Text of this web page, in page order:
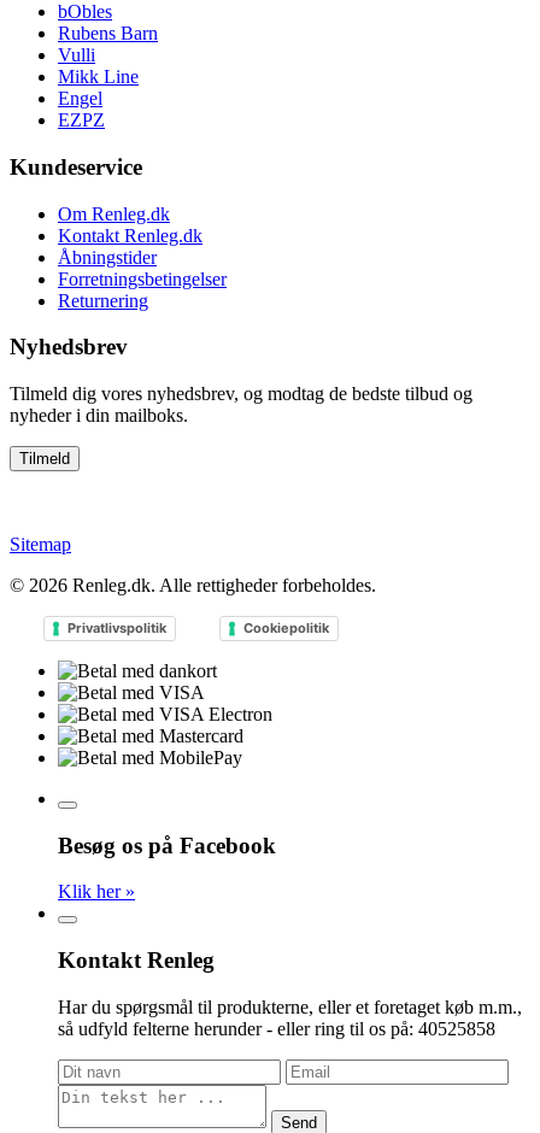
bObles
Rubens Barn
Vulli
Mikk Line
Engel
EZPZ
Kundeservice
Om Renleg.dk
Kontakt Renleg.dk
Åbningstider
Forretningsbetingelser
Returnering
Nyhedsbrev
Tilmeld dig vores nyhedsbrev, og modtag de bedste tilbud og
nyheder i din mailboks.
Sitemap
© 2026 Renleg.dk. Alle rettigheder forbeholdes.
Privatlivspolitik Cookiepolitik
Besøg os på Facebook
Klik her »
Kontakt Renleg
Har du spørgsmål til produkterne, eller et foretaget køb m.m.,
så udfyld felterne herunder - eller ring til os på: 40525858
Send